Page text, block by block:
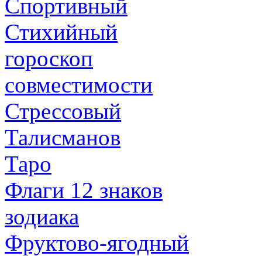
Спортивный
Стихийный
гороскоп
совместимости
Стрессовый
Талисманов
Таро
Флаги 12 знаков
зодиака
Фруктово-ягодный